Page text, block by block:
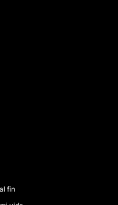
mamario.
realizar con la
mamario, con
fin